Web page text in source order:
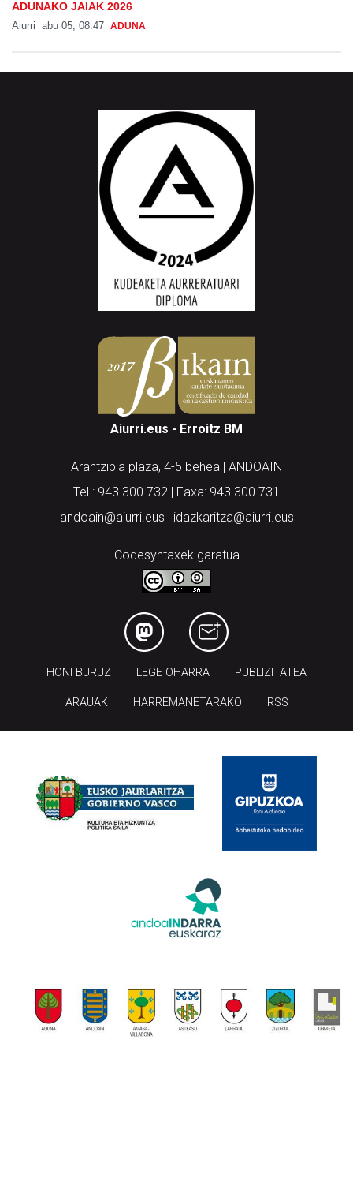
ADUNAKO JAIAK 2026
Aiurri abu 05, 08:47 ADUNA
Aiurri.eus - Erroitz BM
Arantzibia plaza, 4-5 behea | ANDOAIN
Tel.: 943 300 732 | Faxa: 943 300 731
andoain@aiurri.eus | idazkaritza@aiurri.eus
Codesyntaxek garatua
HONI BURUZ LEGE OHARRA PUBLIZITATEA
ARAUAK HARREMANETARAKO RSS